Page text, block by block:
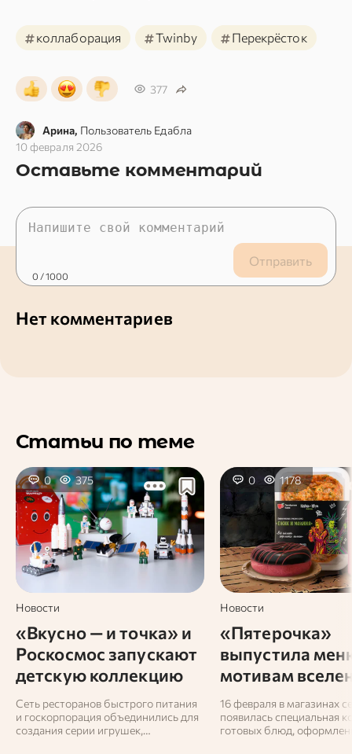
#коллаборация #Twinby #Перекрёсток
377
Арина, Пользователь Едабла
10 февраля 2026
Оставьте комментарий
Отправить
0 / 1000
Нет комментариев
Статьи по теме
0 375
Новости
«Вкусно — и точка» и
Роскосмос запускают
детскую коллекцию
конструкторов
Сеть ресторанов быстрого питания
и госкорпорация объединились для
создания серии игрушек,
0 1178
Новости
«Пятерочка»
выпустила
мотивам
«Короля и
16 февраля в магазинах
появилась специальная
готовых блюд,